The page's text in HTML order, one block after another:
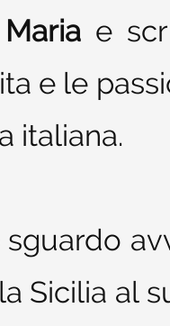
e
e le
italiana.
sguardo
Sicilia al